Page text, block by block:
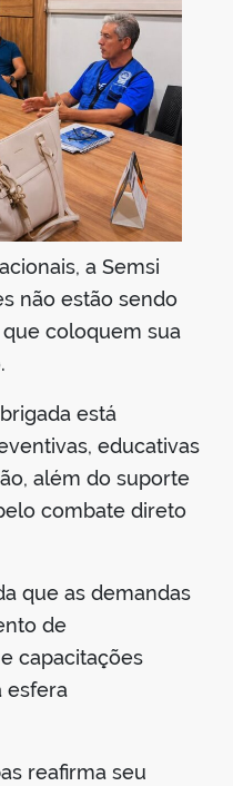
a Semsi
não estão sendo
coloquem sua
está
educativas
além do suporte
combate direto
que as demandas
de
capacitações
esfera
reafirma seu